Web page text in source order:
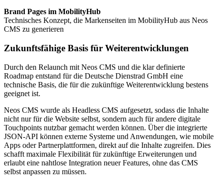
Brand Pages im MobilityHub
Technisches Konzept, die Markenseiten im MobilityHub aus Neos
CMS zu generieren
Zukunftsfähige Basis für Weiterentwicklungen
Durch den Relaunch mit Neos CMS und die klar definierte
Roadmap entstand für die Deutsche Dienstrad GmbH eine
technische Basis, die für die zukünftige Weiterentwicklung bestens
geeignet ist.
Neos CMS wurde als Headless CMS aufgesetzt, sodass die Inhalte
nicht nur für die Website selbst, sondern auch für andere digitale
Touchpoints nutzbar gemacht werden können. Über die integrierte
JSON-API können externe Systeme und Anwendungen, wie mobile
Apps oder Partnerplattformen, direkt auf die Inhalte zugreifen. Dies
schafft maximale Flexibilität für zukünftige Erweiterungen und
erlaubt eine nahtlose Integration neuer Features, ohne das CMS
selbst anpassen zu müssen.